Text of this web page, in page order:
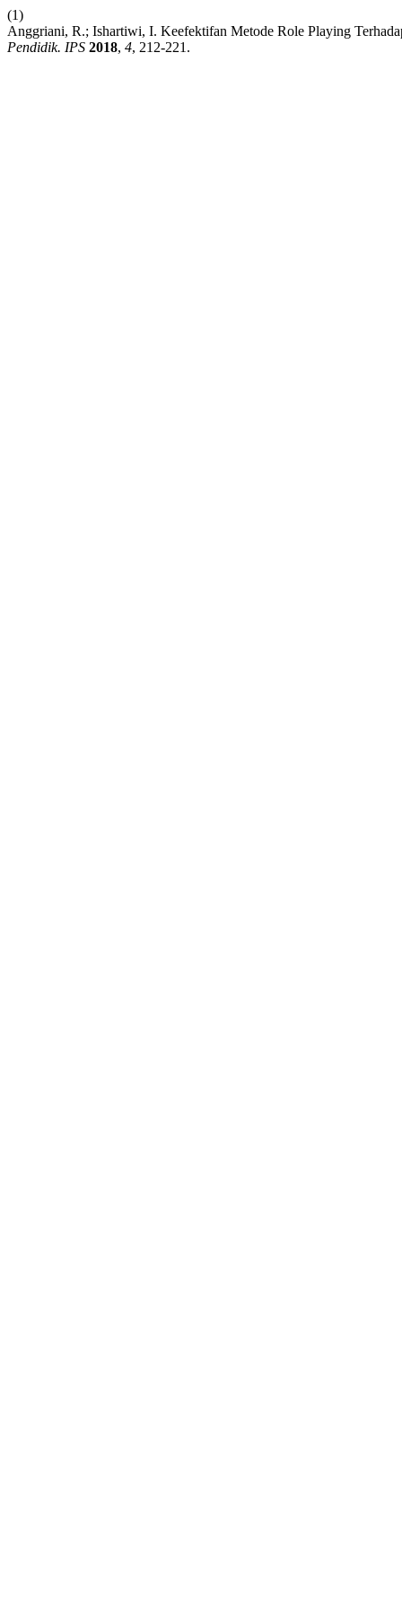
(1)
Anggriani, R.; Ishartiwi, I. Keefektifan Metode Role Playing
Pendidik. IPS 2018, 4, 212-221.